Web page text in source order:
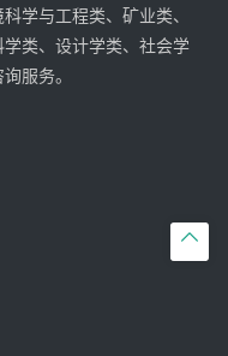

学与工程类、矿业类、
类、设计学类、社会学
服务。